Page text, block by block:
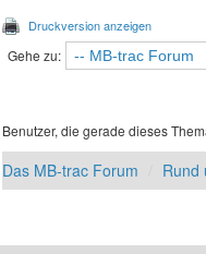
Druckversion anzeigen
Gehe zu:
Benutzer, die gerade dieses
Das MB-trac Forum Rund